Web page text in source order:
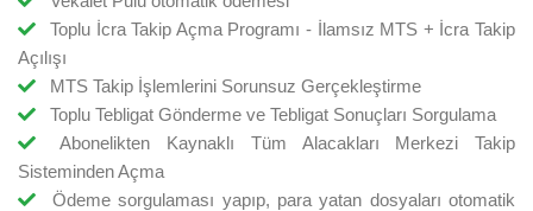
Toplu İcra Takip Açma Programı - İlamsız MTS + İcra Takip
Açılışı
MTS Takip İşlemlerini Sorunsuz Gerçekleştirme
Toplu Tebligat Gönderme ve Tebligat Sonuçları Sorgulama
Abonelikten Kaynaklı Tüm Alacakları Merkezi Takip
Sisteminden Açma
Ödeme sorgulaması yapıp, para yatan dosyaları otomatik